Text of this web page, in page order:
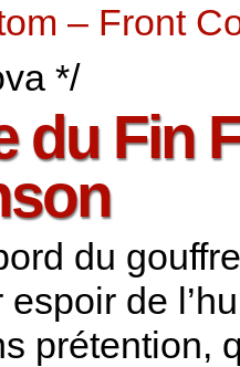
– Front
*/
du Fin
du
espoir de
prétention,